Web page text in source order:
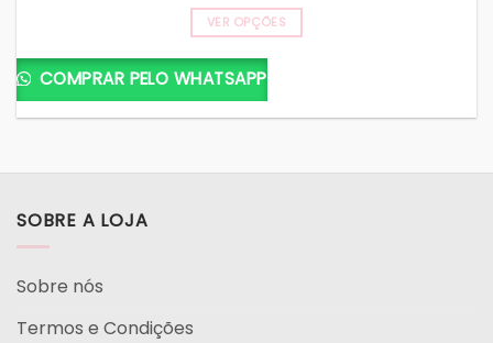
VER OPÇÕES
COMPRAR PELO WHATSAPP
SOBRE A LOJA
Sobre nós
Termos e Condições